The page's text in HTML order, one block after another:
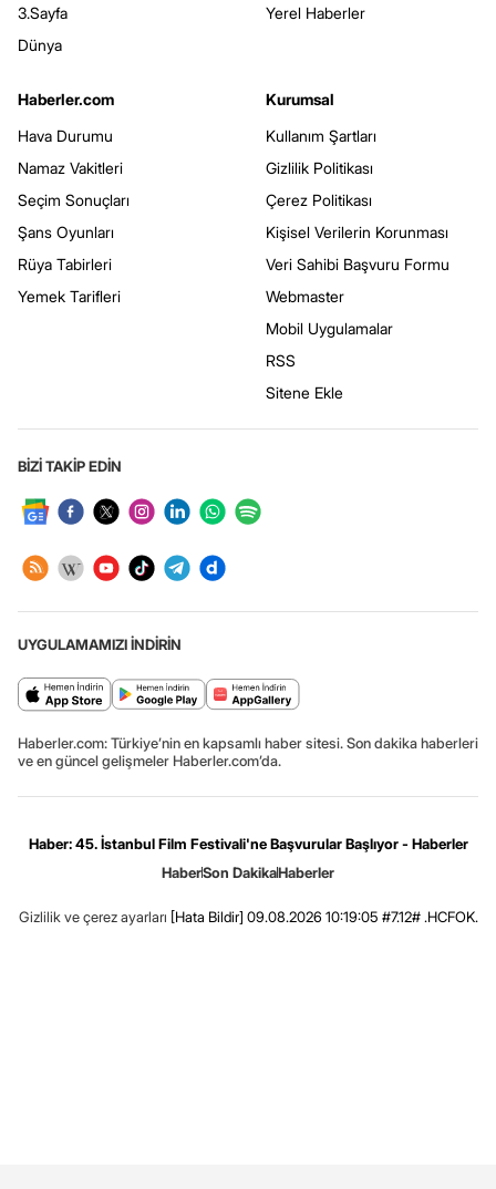
3.Sayfa
Dünya
Yerel Haberler
Haberler.com
Hava Durumu
Namaz Vakitleri
Seçim Sonuçları
Şans Oyunları
Rüya Tabirleri
Yemek Tarifleri
Kurumsal
Kullanım Şartları
Gizlilik Politikası
Çerez Politikası
Kişisel Verilerin Korunması
Veri Sahibi Başvuru Formu
Webmaster
Mobil Uygulamalar
RSS
Sitene Ekle
BİZİ TAKİP EDİN
UYGULAMAMIZI İNDİRİN
Haberler.com: Türkiye’nin en kapsamlı haber sitesi. Son dakika haberleri
ve en güncel gelişmeler Haberler.com’da.
Haber: 45. İstanbul Film Festivali'ne Başvurular Başlıyor - Haberler
HaberSon DakikaHaberler
Gizlilik ve çerez ayarları [Hata Bildir] 09.08.2026 10:19:05 #7.12# .HCFOK.